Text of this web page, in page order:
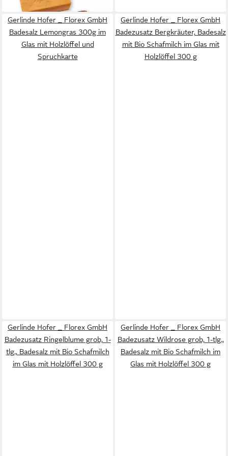
in 2-3 Werktagen bei dir
Gerlinde Hofer _ Florex GmbH
Badesalz Lemongras 300g im
Glas mit Holzlöffel und
Spruchkarte
Gerlinde Hofer _ Florex GmbH
Badezusatz Bergkräuter, Badesalz
mit Bio Schafmilch im Glas mit
Holzlöffel 300 g
Gerlinde Hofer _ Florex GmbH
Badezusatz Ringelblume grob, 1-
tlg., Badesalz mit Bio Schafmilch
im Glas mit Holzlöffel 300 g
Gerlinde Hofer _ Florex GmbH
Badezusatz Wildrose grob, 1-tlg.,
Badesalz mit Bio Schafmilch im
Glas mit Holzlöffel 300 g